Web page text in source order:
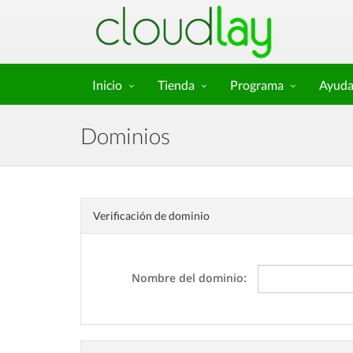
Inicio Tienda Programa Ayuda
Dominios
Verificación de dominio
Nombre del dominio: